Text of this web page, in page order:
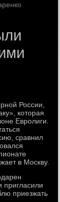
России,
которая
Евролиги.
сравнил
в Москву.
пригласили
приезжать